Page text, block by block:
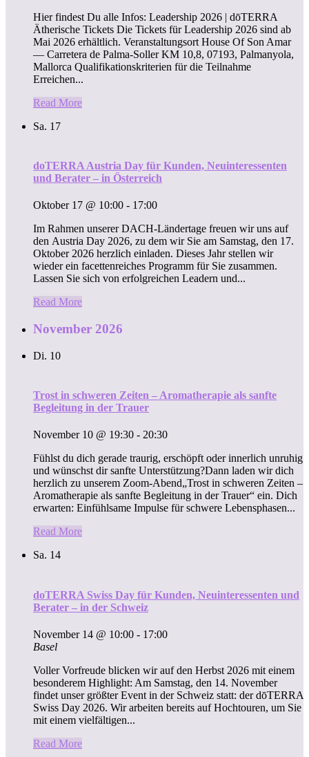
Hier findest Du alle Infos: Leadership 2026 | dōTERRA
Ätherische Tickets Die Tickets für Leadership 2026 sind ab
Mai 2026 erhältlich. Veranstaltungsort House Of Son Amar
— Carretera de Palma-Soller KM 10,8, 07193, Palmanyola,
Mallorca Qualifikationskriterien für die Teilnahme
Erreichen...
Read More
Sa. 17
doTERRA Austria Day für Kunden, Neuinteressenten
und Berater – in Österreich
Oktober 17 @ 10:00 - 17:00
Im Rahmen unserer DACH-Ländertage freuen wir uns auf
den Austria Day 2026, zu dem wir Sie am Samstag, den 17.
Oktober 2026 herzlich einladen. Dieses Jahr stellen wir
wieder ein facettenreiches Programm für Sie zusammen.
Lassen Sie sich von erfolgreichen Leadern und...
Read More
November 2026
Di. 10
Trost in schweren Zeiten – Aromatherapie als sanfte
Begleitung in der Trauer
November 10 @ 19:30 - 20:30
Fühlst du dich gerade traurig, erschöpft oder innerlich unruhig
und wünschst dir sanfte Unterstützung?Dann laden wir dich
herzlich zu unserem Zoom-Abend„Trost in schweren Zeiten –
Aromatherapie als sanfte Begleitung in der Trauer“ ein. Dich
erwarten: Einfühlsame Impulse für schwere Lebensphasen...
Read More
Sa. 14
doTERRA Swiss Day für Kunden, Neuinteressenten und
Berater – in der Schweiz
November 14 @ 10:00 - 17:00
Basel
Voller Vorfreude blicken wir auf den Herbst 2026 mit einem
besonderem Highlight: Am Samstag, den 14. November
findet unser größter Event in der Schweiz statt: der dōTERRA
Swiss Day 2026. Wir arbeiten bereits auf Hochtouren, um Sie
mit einem vielfältigen...
Read More